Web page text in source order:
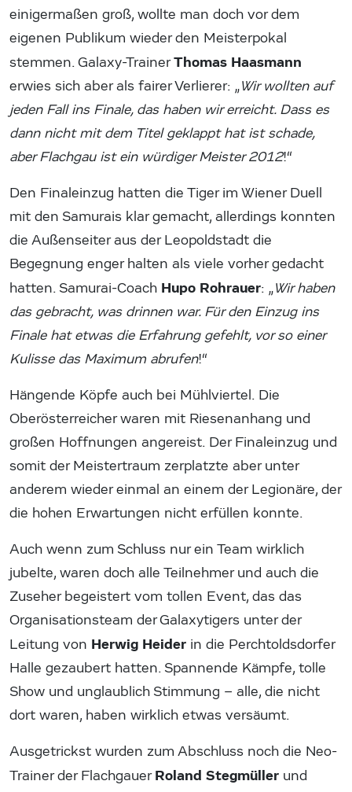
einigermaßen groß, wollte man doch vor dem
eigenen Publikum wieder den Meisterpokal
stemmen. Galaxy-TrainerThomas Haasmann
erwies sich aber als fairer Verlierer: „Wir wollten auf
jeden Fall ins Finale, das haben wir erreicht. Dass es
dann nicht mit dem Titel geklappt hat ist schade,
aber Flachgau ist ein würdiger Meister 2012!“
Den Finaleinzug hatten die Tiger im Wiener Duell
mit den Samurais klar gemacht, allerdings konnten
die Außenseiter aus der Leopoldstadt die
Begegnung enger halten als viele vorher gedacht
hatten. Samurai-Coach Hupo Rohrauer: „Wir haben
das gebracht, was drinnen war. Für den Einzug ins
Finale hat etwas die Erfahrung gefehlt, vor so einer
Kulisse das Maximum abrufen!“
Hängende Köpfe auch bei Mühlviertel. Die
Oberösterreicher waren mit Riesenanhang und
großen Hoffnungen angereist. Der Finaleinzug und
somit der Meistertraum zerplatzte aber unter
anderem wieder einmal an einem der Legionäre, der
die hohen Erwartungen nicht erfüllen konnte.
Auch wenn zum Schluss nur ein Team wirklich
jubelte, waren doch alle Teilnehmer und auch die
Zuseher begeistert vom tollen Event, das das
Organisationsteam der Galaxytigers unter der
Leitung von Herwig Heider in die Perchtoldsdorfer
Halle gezaubert hatten. Spannende Kämpfe, tolle
Show und unglaublich Stimmung – alle, die nicht
dort waren, haben wirklich etwas versäumt.
Ausgetrickst wurden zum Abschluss noch die Neo-
Trainer der FlachgauerRoland Stegmüller und